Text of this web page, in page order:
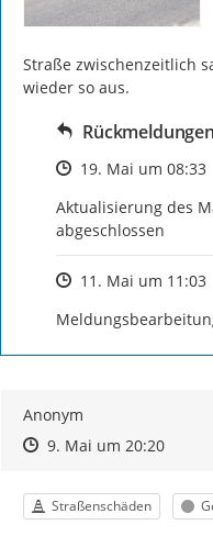
Straße zwischenzeitlich
wieder so aus.
Rückmeldungen
Zeitpunkt des
19. Mai um 08:33
Aktualisierung des
abgeschlossen
Zeitpunkt des
11. Mai um 11:03
Anonym
Zeitpunkt des Erstellens
Zeitpunkt des Erstellens
9. Mai um 20:20Zur
Kategorie
Straßenschäden